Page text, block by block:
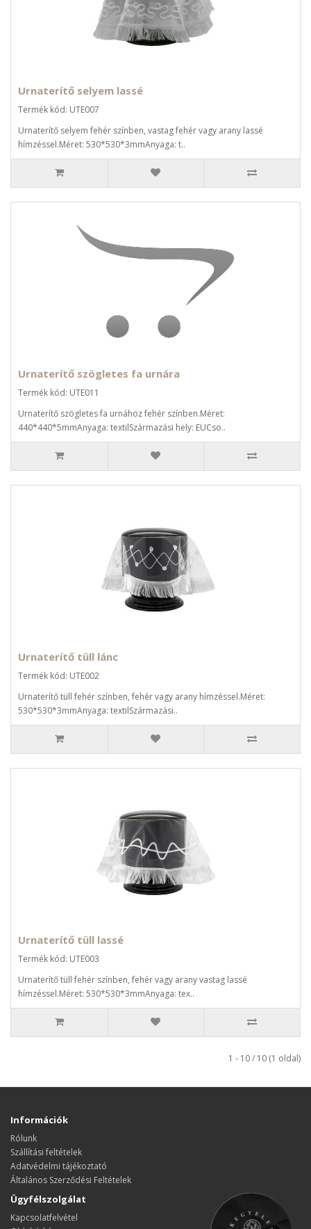
Urnaterítő selyem lassé
Termék kód: UTE007
Urnaterítő selyem fehér színben, vastag fehér vagy arany lassé
hímzéssel.Méret: 530*530*3mmAnyaga: t..
Urnaterítő szögletes fa urnára
Termék kód: UTE011
Urnaterítő szögletes fa urnához fehér színben.Méret:
440*440*5mmAnyaga: textilSzármazási hely: EUCso..
Urnaterítő tüll lánc
Termék kód: UTE002
Urnaterítő tüll fehér színben, fehér vagy arany hímzéssel.Méret:
530*530*3mmAnyaga: textilSzármazási..
Urnaterítő tüll lassé
Termék kód: UTE003
Urnaterítő tüll fehér színben, fehér vagy arany vastag lassé
hímzéssel.Méret: 530*530*3mmAnyaga: tex..
1 - 10 / 10 (1 oldal)
Információk
Rólunk
Szállítási feltételek
Adatvédelmi tájékoztató
Általános Szerződési Feltételek
Ügyfélszolgálat
Kapcsolatfelvétel